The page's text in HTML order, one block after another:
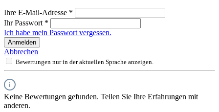
Ihre E-Mail-Adresse *
Ihr Passwort *
Ich habe mein Passwort vergessen.
Anmelden
Abbrechen
Bewertungen nur in der aktuellen Sprache anzeigen.
Keine Bewertungen gefunden. Teilen Sie Ihre Erfahrungen mit
anderen.